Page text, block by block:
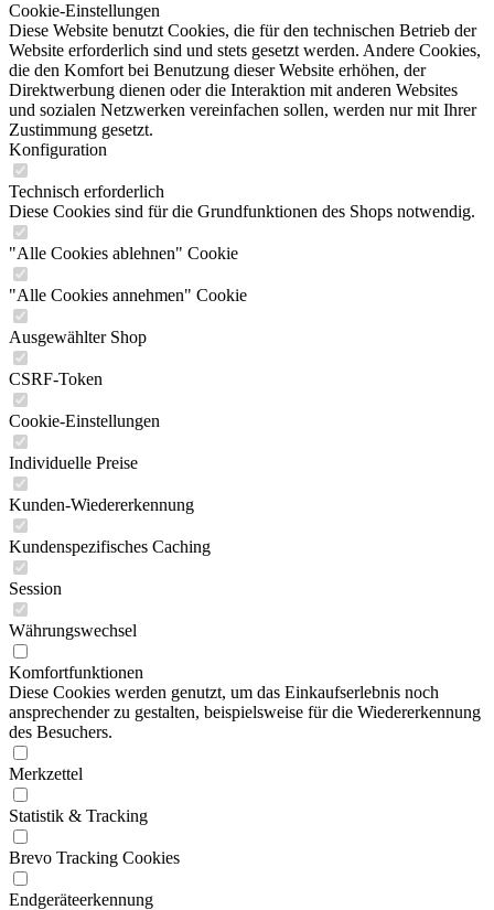
Cookie-Einstellungen
Diese Website benutzt Cookies, die für den technischen Betrieb der
Website erforderlich sind und stets gesetzt werden. Andere Cookies,
die den Komfort bei Benutzung dieser Website erhöhen, der
Direktwerbung dienen oder die Interaktion mit anderen Websites
und sozialen Netzwerken vereinfachen sollen, werden nur mit Ihrer
Zustimmung gesetzt.
Konfiguration
Technisch erforderlich
Diese Cookies sind für die Grundfunktionen des Shops notwendig.
"Alle Cookies ablehnen" Cookie
"Alle Cookies annehmen" Cookie
Ausgewählter Shop
CSRF-Token
Cookie-Einstellungen
Individuelle Preise
Kunden-Wiedererkennung
Kundenspezifisches Caching
Session
Währungswechsel
Komfortfunktionen
Diese Cookies werden genutzt, um das Einkaufserlebnis noch
ansprechender zu gestalten, beispielsweise für die Wiedererkennung
des Besuchers.
Merkzettel
Statistik & Tracking
Brevo Tracking Cookies
Endgeräteerkennung